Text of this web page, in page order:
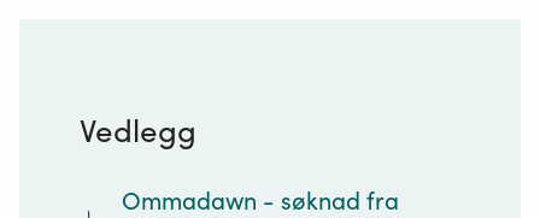
Vedlegg
Ommadawn - søknad fra